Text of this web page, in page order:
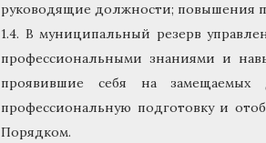
руководящие должности; повышения
1.4. В муниципальный резерв
профессиональными знаниями и
проявившие себя на замещаемых
профессиональную подготовку и
Порядком.